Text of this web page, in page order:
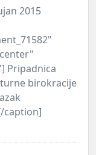
2015
Pripadnica
birokracije
caption]